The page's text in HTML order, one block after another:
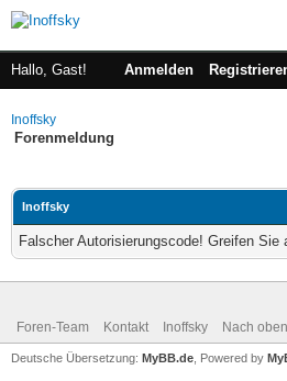
Hallo, Gast! Anmelden
Inoffsky
Forenmeldung
Inoffsky
Falscher Autorisierungscode! Greifen
Foren-Team Kontakt Inoffsky Nach oben
Deutsche Übersetzung: MyBB.de , Powered by